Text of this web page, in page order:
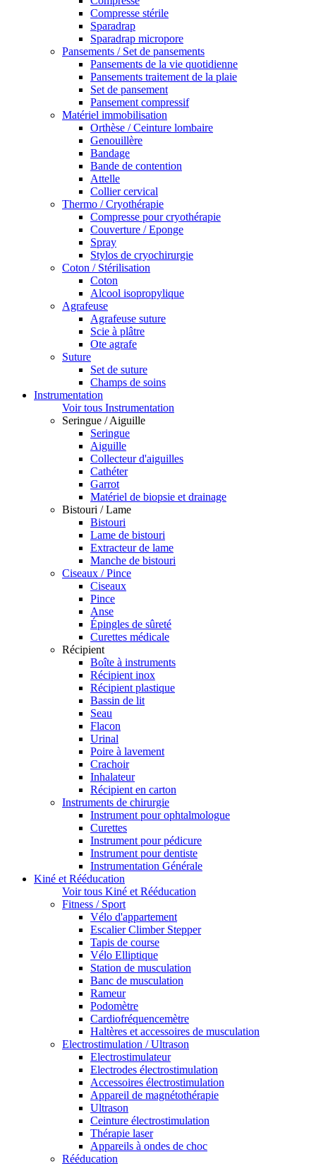
Compresse stérile
Sparadrap
Sparadrap micropore
Pansements / Set de pansements
Pansements de la vie quotidienne
Pansements traitement de la plaie
Set de pansement
Pansement compressif
Matériel immobilisation
Orthèse / Ceinture lombaire
Genouillère
Bandage
Bande de contention
Attelle
Collier cervical
Thermo / Cryothérapie
Compresse pour cryothérapie
Couverture / Eponge
Spray
Stylos de cryochirurgie
Coton / Stérilisation
Coton
Alcool isopropylique
Agrafeuse
Agrafeuse suture
Scie à plâtre
Ote agrafe
Suture
Set de suture
Champs de soins
Instrumentation
Voir tous Instrumentation
Seringue / Aiguille
Seringue
Aiguille
Collecteur d'aiguilles
Cathéter
Garrot
Matériel de biopsie et drainage
Bistouri / Lame
Bistouri
Lame de bistouri
Extracteur de lame
Manche de bistouri
Ciseaux / Pince
Ciseaux
Pince
Anse
Épingles de sûreté
Curettes médicale
Récipient
Boîte à instruments
Récipient inox
Récipient plastique
Bassin de lit
Seau
Flacon
Urinal
Poire à lavement
Crachoir
Inhalateur
Récipient en carton
Instruments de chirurgie
Instrument pour ophtalmologue
Curettes
Instrument pour pédicure
Instrument pour dentiste
Instrumentation Générale
Kiné et Rééducation
Voir tous Kiné et Rééducation
Fitness / Sport
Vélo d'appartement
Escalier Climber Stepper
Tapis de course
Vélo Elliptique
Station de musculation
Banc de musculation
Rameur
Podomètre
Cardiofréquencemètre
Haltères et accessoires de musculation
Electrostimulation / Ultrason
Electrostimulateur
Electrodes électrostimulation
Accessoires électrostimulation
Appareil de magnétothérapie
Ultrason
Ceinture électrostimulation
Thérapie laser
Appareils à ondes de choc
Rééducation